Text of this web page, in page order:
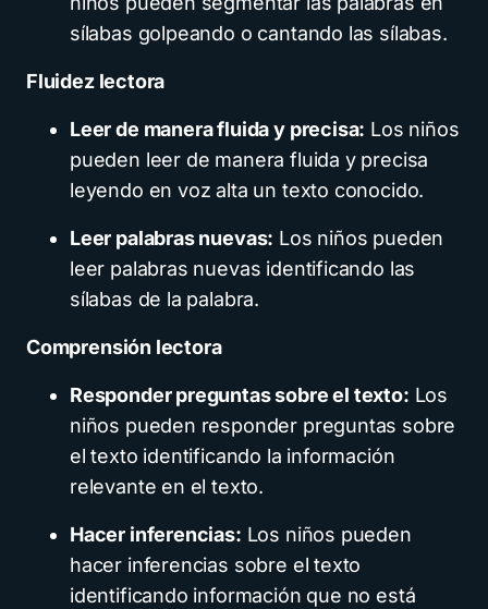
sílabas golpeando o cantando las sílabas.
Fluidez lectora
Leer de manera fluida y precisa: Los niños
pueden leer de manera fluida y precisa
leyendo en voz alta un texto conocido.
Leer palabras nuevas: Los niños pueden
leer palabras nuevas identificando las
sílabas de la palabra.
Comprensión lectora
Responder preguntas sobre el texto: Los
niños pueden responder preguntas sobre
el texto identificando la información
relevante en el texto.
Hacer inferencias: Los niños pueden
hacer inferencias sobre el texto
identificando información que no está